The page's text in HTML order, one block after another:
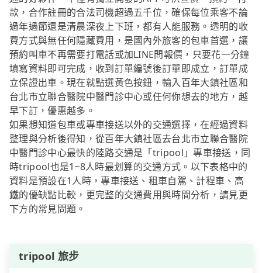
款，合作註冊的合法司機超過五千位，確保每位乘客不論
過年過節還是清晨深夜上下班，都有人能服務。透明的收
費方式與無任何隱藏費用，是國內外旅客的包車首選，讓
預約叫車不再需要打電話或加LINE問報價，只要花一分鐘
填寫資料即可完成，收到訂單編號後訂單即成立，訂單成
立保證出車。現在就點選黃色按鈕，輸入百年大鎮社區和
台北市立聯合醫院中醫門診中心或任何你想去的地方，越
早下訂，優惠越多。
如果想知道包車或專車接送以外的交通選擇，在經過資料
整理與分析後得知，從百年大鎮社區去台北市立聯合醫院
中醫門診中心最快的陸路交通是「tripool」專車接送，同
時tripool也是1~8人時最划算的交通方式。以下表格中的
資料是預設在1人時，專車接送、租車自駕、計程車、高
鐵的優缺點比較，更完整的交通費用與時間分析，請見更
下方的常見問題。
tripool 旅步